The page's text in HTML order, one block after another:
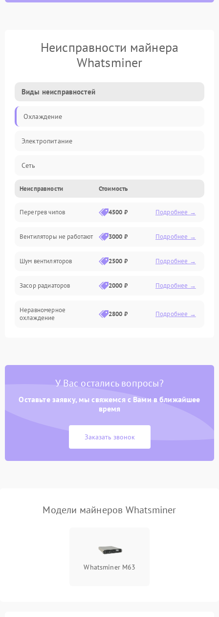
Неисправности майнера
Whatsminer
Виды неисправностей
Охлаждение
Электропитание
Сеть
Хеш-платы
Механические повреждения
Электроника
Электрика
Программное обеспечение
Химическая
Неисправности Стоимость
Перегрев чипов 4500 ₽ Подробнее →
Вентиляторы не работают 3000 ₽ Подробнее →
Шум вентиляторов 2500 ₽ Подробнее →
Засор радиаторов 2000 ₽ Подробнее →
Неравномерное
охлаждение
2800 ₽ Подробнее →
У Вас остались вопросы?
Оставьте заявку, мы свяжемся с Вами в ближайшее
время
Заказать звонок
Модели майнеров Whatsminer
Whatsminer M63